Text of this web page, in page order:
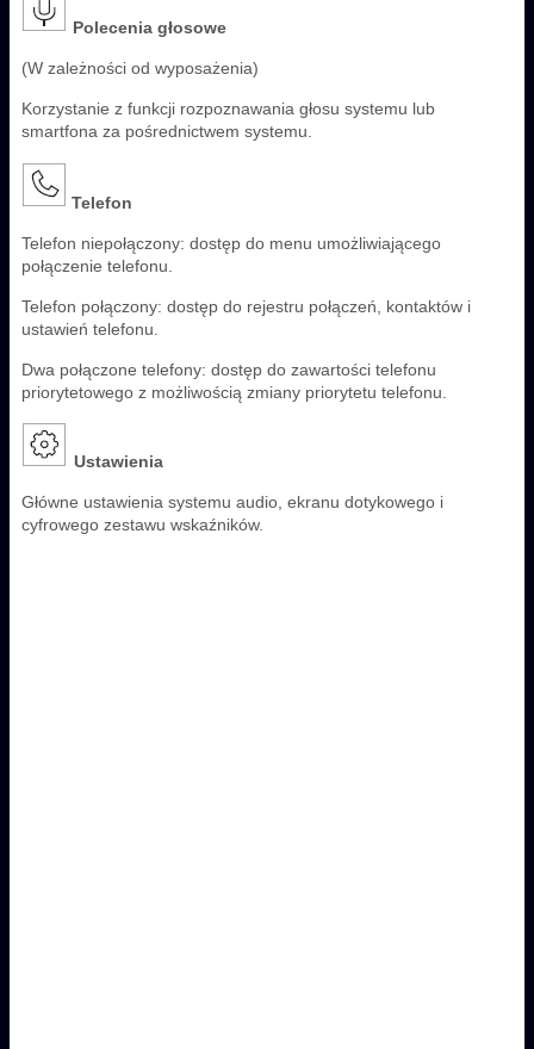
Polecenia głosowe
(W zależności od wyposażenia)
Korzystanie z funkcji rozpoznawania głosu systemu lub
smartfona za pośrednictwem systemu.
Telefon
Telefon niepołączony: dostęp do menu umożliwiającego
połączenie telefonu.
Telefon połączony: dostęp do rejestru połączeń, kontaktów i
ustawień telefonu.
Dwa połączone telefony: dostęp do zawartości telefonu
priorytetowego z możliwością zmiany priorytetu telefonu.
Ustawienia
Główne ustawienia systemu audio, ekranu dotykowego i
cyfrowego zestawu wskaźników.